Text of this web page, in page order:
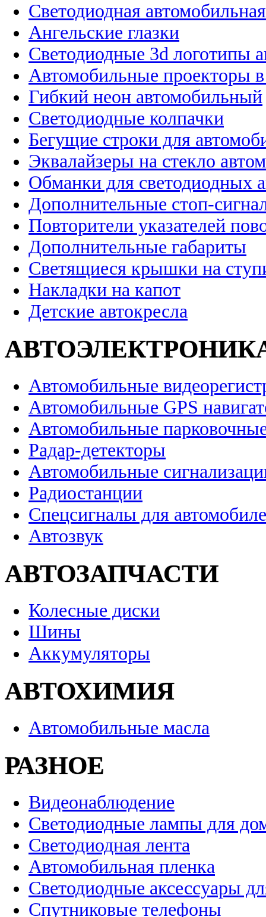
Светодиодная
Ангельские глазки
Светодиодные 3d логотипы
Автомобильные проекторы
Гибкий неон автомобильный
Светодиодные колпачки
Бегущие строки для
Эквалайзеры на стекло
Обманки для светодиодных
Дополнительные стоп-
Повторители указателей
Дополнительные габариты
Светящиеся крышки на
Накладки на капот
Детские автокресла
Автомобильные
Автомобильные GPS
Автомобильные
Радар-детекторы
Автомобильные
Радиостанции
Спецсигналы для
Автозвук
АВТОЗАПЧАСТИ
Колесные диски
Шины
Аккумуляторы
АВТОХИМИЯ
Автомобильные масла
РАЗНОЕ
Видеонаблюдение
Светодиодные лампы для
Светодиодная лента
Автомобильная пленка
Светодиодные аксессуары
Спутниковые телефоны